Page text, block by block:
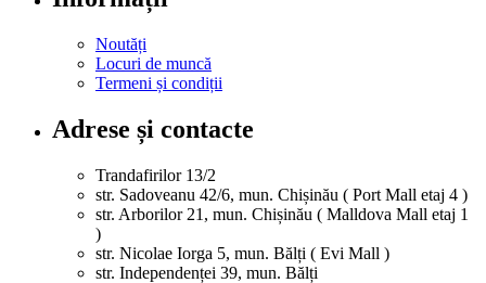
Noutăți
Locuri de muncă
Termeni și condiții
Adrese și contacte
Trandafirilor 13/2
str. Sadoveanu 42/6, mun. Chișinău ( Port Mall etaj 4 )
str. Arborilor 21, mun. Chișinău ( Malldova Mall etaj 1
)
str. Nicolae Iorga 5, mun. Bălți ( Evi Mall )
str. Independenței 39, mun. Bălți